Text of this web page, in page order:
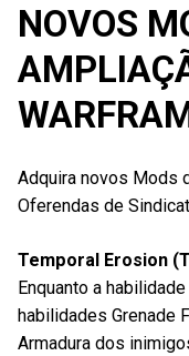
NOVOS
Adquira novos Mods
Oferendas de
Temporal Erosion
Enquanto a
habilidades Grenade
Armadura dos